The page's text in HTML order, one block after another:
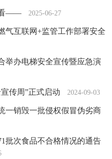
看—— 2025-06-27
气互联网+监管工作部署安全
举办电梯安全宣传暨应急演
传周”正式启动 2024-09-03
一销毁一批侵权假冒伪劣商
批次食品不合格情况的通告